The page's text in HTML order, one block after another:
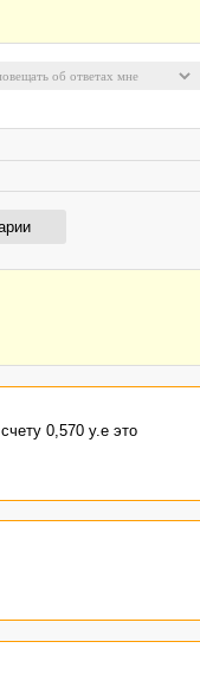
0,570 y.e это